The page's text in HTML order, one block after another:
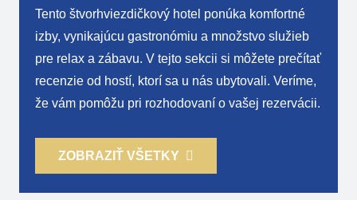
Tento štvorhviezdičkový hotel ponúka komfortné
izby, vynikajúcu gastronómiu a množstvo služieb
pre relax a zábavu. V tejto sekcii si môžete prečítať
recenzie od hostí, ktorí sa u nás ubytovali. Veríme,
že vám pomôžu pri rozhodovaní o vašej rezervácii.
ZOBRAZIŤ VŠETKY